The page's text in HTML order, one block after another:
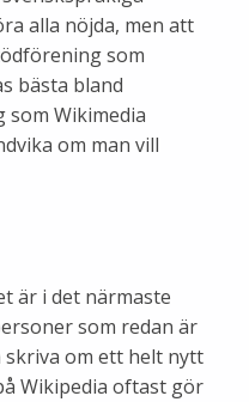
alla nöjda, men att
som
bästa bland
Wikimedia
om man vill
är i det närmaste
som redan är
om ett helt nytt
Wikipedia oftast gör